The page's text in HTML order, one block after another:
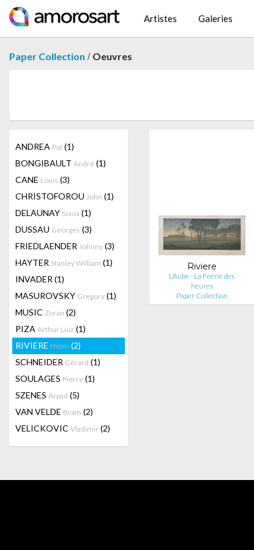
Artistes Galeries
Paper Collection / Oeuvres
ANDREA Pat (1)
BONGIBAULT André (1)
CANE Louis (3)
CHRISTOFOROU John (1)
DELAUNAY Sonia (1)
DUSSAU Georges (3)
FRIEDLAENDER Johnny (3)
HAYTER Stanley William (1)
INVADER (1)
MASUROVSKY Gregory (1)
MUSIC Zoran (2)
PIZA Arthur Luiz (1)
RIVIERE Henri (2)
SCHNEIDER Gérard (1)
SOULAGES Pierre (1)
SZENES Arpad (5)
VAN VELDE Bram (2)
VELICKOVIC Vladimir (2)
Riviere
L'Aube - La Féérie des
heures
Paper Collection